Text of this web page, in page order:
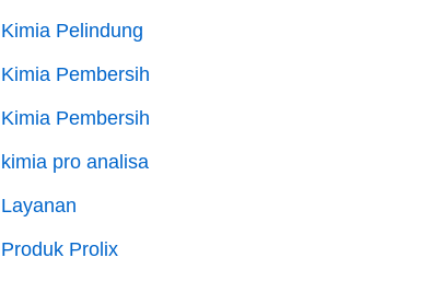
Kimia Pelindung
Kimia Pembersih
Kimia Pembersih
kimia pro analisa
Layanan
Produk Prolix